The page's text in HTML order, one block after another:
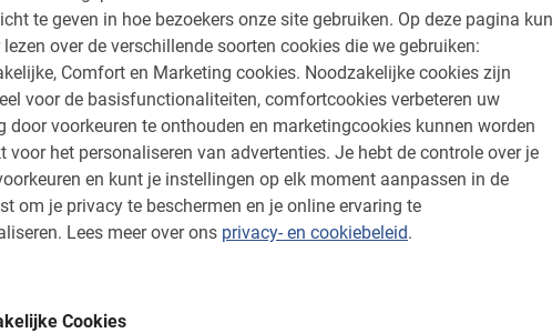
te geven in hoe bezoekers onze site gebruiken. Op deze pagina kun
lezen over de verschillende soorten cookies die we gebruiken:
Comfort en Marketing cookies. Noodzakelijke cookies zijn
voor de basisfunctionaliteiten, comfortcookies verbeteren uw
door voorkeuren te onthouden en marketingcookies kunnen worden
voor het personaliseren van advertenties. Je hebt de controle over je
en kunt je instellingen op elk moment aanpassen in de
om je privacy te beschermen en je online ervaring te
Lees meer over ons privacy- en cookiebeleid.
Cookies
Groepsreservering?
Wij zijn er ook voor scholen, bedrijven,
sportteams of andere groepen.
Een fietstour is de perfecte manier om
samen jullie stad van keuze te
ontdekken. Vraag nu eenvrijblijvende
Ervaar
Begeleide
huurfiets. Haal
stedentrip,
ontspannen
Kies nu je